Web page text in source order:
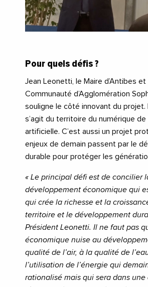
Pour quels défis ?
Jean Leonetti, le Maire d’Antibes
Communauté d’Agglomération
souligne le côté innovant du projet.
s’agit du territoire du numérique de
artificielle. C’est aussi un projet
enjeux de demain passent par le
durable pour protéger les
« Le principal défi est de concilier
développement économique qui
qui crée la richesse et la
territoire et le développement
Président Leonetti. Il ne faut pas
économique nuise au
qualité de l’air, à la qualité de
l’utilisation de l’énergie qui
rationalisé mais qui sera dans une